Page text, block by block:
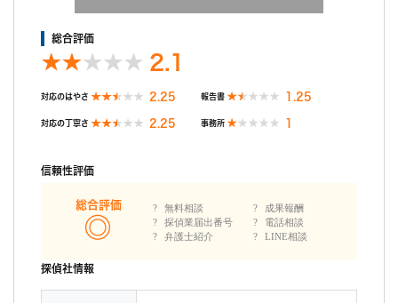
総合評価
2.1
対応のはやさ 2.25 報告書 1.25
対応の丁寧さ 2.25 事務所 1
信頼性評価
総合評価
無料相談
探偵業届出番号
弁護士紹介
成果報酬
電話相談
LINE相談
探偵社情報